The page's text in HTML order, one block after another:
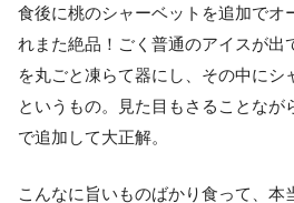
食後に桃のシャーベットを追加でオ
れまた絶品！ごく普通のアイスが出
を丸ごと凍らて器にし、その中にシ
というもの。見た目もさることなが
で追加して大正解。
こんなに旨いものばかり食って、本